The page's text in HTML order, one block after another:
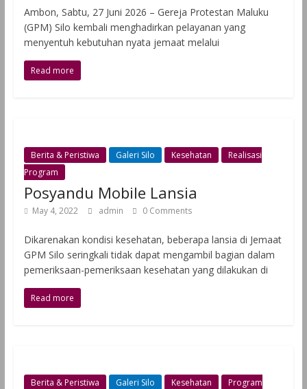
Ambon, Sabtu, 27 Juni 2026 – Gereja Protestan Maluku
(GPM) Silo kembali menghadirkan pelayanan yang
menyentuh kebutuhan nyata jemaat melalui
Read more
Berita & Peristiwa Galeri Silo Kesehatan
Realisasi
Program
Posyandu Mobile Lansia
May 4, 2022 admin 0 Comments
Dikarenakan kondisi kesehatan, beberapa lansia di Jemaat
GPM Silo seringkali tidak dapat mengambil bagian dalam
pemeriksaan-pemeriksaan kesehatan yang dilakukan di
Read more
Berita & Peristiwa Galeri Silo Kesehatan
Program